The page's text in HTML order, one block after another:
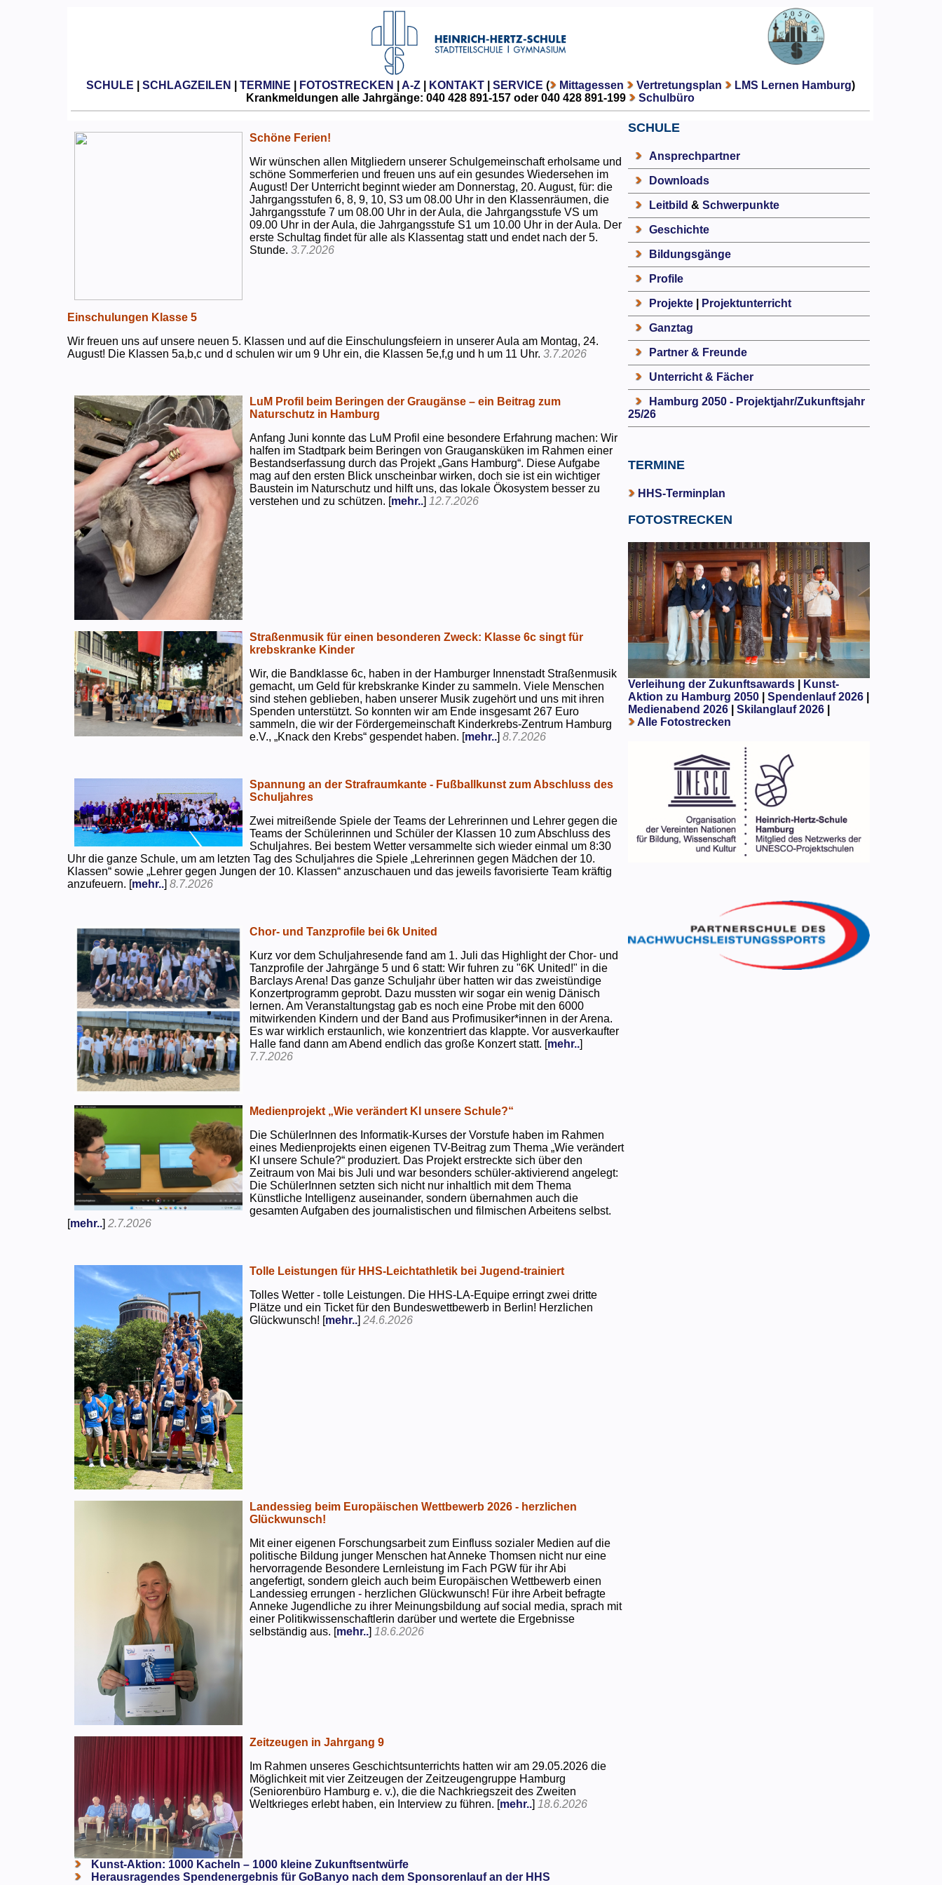
SCHULE SCHLAGZEILEN TERMINE FOTOSTRECKEN A-Z| KONTAKT| SERVICE ( Mittagessen Vertretungsplan LMS Lernen Hamburg)
Krankmeldungen alle Jahrgänge: 040 428 891-157 oder 040 428 891-199
Schulbüro
Schöne Ferien!
Wir wünschen allen Mitgliedern unserer Schulgemeinschaft erholsame und
schöne Sommerferien und freuen uns auf ein gesundes Wiedersehen im
August! Der Unterricht beginnt wieder am Donnerstag, 20. August, für: die
Jahrgangsstufen 6, 8, 9, 10, S3 um 08.00 Uhr in den Klassenräumen, die
Jahrgangsstufe 7 um 08.00 Uhr in der Aula, die Jahrgangsstufe VS um
09.00 Uhr in der Aula, die Jahrgangsstufe S1 um 10.00 Uhr in der Aula. Der
erste Schultag findet für alle als Klassentag statt und endet nach der 5.
Stunde.3.7.2026
Einschulungen Klasse 5
Wir freuen uns auf unsere neuen 5. Klassen und auf die Einschulungsfeiern in unserer Aula am Montag, 24.
August! Die Klassen 5a,b,c und d schulen wir um 9 Uhr ein, die Klassen 5e,f,g und h um 11 Uhr.3.7.2026
LuM Profil beim Beringen der Graugänse – ein Beitrag zum
Naturschutz in Hamburg
Anfang Juni konnte das LuM Profil eine besondere Erfahrung machen: Wir
halfen im Stadtpark beim Beringen von Graugansküken im Rahmen einer
Bestandserfassung durch das Projekt „Gans Hamburg“. Diese Aufgabe
mag auf den ersten Blick unscheinbar wirken, doch sie ist ein wichtiger
Baustein im Naturschutz und hilft uns, das lokale Ökosystem besser zu
verstehen und zu schützen. [mehr..] 12.7.2026
Straßenmusik für einen besonderen Zweck: Klasse 6c singt für
krebskranke Kinder
Wir, die Bandklasse 6c, haben in der Hamburger Innenstadt Straßenmusik
gemacht, um Geld für krebskranke Kinder zu sammeln. Viele Menschen
sind stehen geblieben, haben unserer Musik zugehört und uns mit ihren
Spenden unterstützt. So konnten wir am Ende insgesamt 267 Euro
sammeln, die wir der Fördergemeinschaft Kinderkrebs-Zentrum Hamburg
e.V., „Knack den Krebs“ gespendet haben. [mehr..]8.7.2026
Spannung an der Strafraumkante - Fußballkunst zum Abschluss des
Schuljahres
Zwei mitreißende Spiele der Teams der Lehrerinnen und Lehrer gegen die
Teams der Schülerinnen und Schüler der Klassen 10 zum Abschluss des
Schuljahres. Bei bestem Wetter versammelte sich wieder einmal um 8:30
Uhr die ganze Schule, um am letzten Tag des Schuljahres die Spiele „Lehrerinnen gegen Mädchen der 10.
Klassen“ sowie „Lehrer gegen Jungen der 10. Klassen“ anzuschauen und das jeweils favorisierte Team kräftig
anzufeuern. [mehr..]8.7.2026
Chor- und Tanzprofile bei 6k United
Kurz vor dem Schuljahresende fand am 1. Juli das Highlight der Chor- und
Tanzprofile der Jahrgänge 5 und 6 statt: Wir fuhren zu "6K United!" in die
Barclays Arena! Das ganze Schuljahr über hatten wir das zweistündige
Konzertprogramm geprobt. Dazu mussten wir sogar ein wenig Dänisch
lernen. Am Veranstaltungstag gab es noch eine Probe mit den 6000
mitwirkenden Kindern und der Band aus Profimusiker*innen in der Arena.
Es war wirklich erstaunlich, wie konzentriert das klappte. Vor ausverkaufter
Halle fand dann am Abend endlich das große Konzert statt. [mehr..]
7.7.2026
Medienprojekt „Wie verändert KI unsere Schule?“
Die SchülerInnen des Informatik-Kurses der Vorstufe haben im Rahmen
eines Medienprojekts einen eigenen TV-Beitrag zum Thema „Wie verändert
KI unsere Schule?“ produziert. Das Projekt erstreckte sich über den
Zeitraum von Mai bis Juli und war besonders schüler-aktivierend angelegt:
Die SchülerInnen setzten sich nicht nur inhaltlich mit dem Thema
Künstliche Intelligenz auseinander, sondern übernahmen auch die
gesamten Aufgaben des journalistischen und filmischen Arbeitens selbst.
[mehr..]2.7.2026
Tolle Leistungen für HHS-Leichtathletik bei Jugend-trainiert
Tolles Wetter - tolle Leistungen. Die HHS-LA-Equipe erringt zwei dritte
Plätze und ein Ticket für den Bundeswettbewerb in Berlin! Herzlichen
Glückwunsch! [mehr..]24.6.2026
Landessieg beim Europäischen Wettbewerb 2026 - herzlichen
Glückwunsch!
Mit einer eigenen Forschungsarbeit zum Einfluss sozialer Medien auf die
politische Bildung junger Menschen hat Anneke Thomsen nicht nur eine
hervorragende Besondere Lernleistung im Fach PGW für ihr Abi
angefertigt, sondern gleich auch beim Europäischen Wettbewerb einen
Landessieg errungen - herzlichen Glückwunsch! Für ihre Arbeit befragte
Anneke Jugendliche zu ihrer Meinungsbildung auf social media, sprach mit
einer Politikwissenschaftlerin darüber und wertete die Ergebnisse
selbständig aus. [mehr..] 18.6.2026
Zeitzeugen in Jahrgang 9
Im Rahmen unseres Geschichtsunterrichts hatten wir am 29.05.2026 die
Möglichkeit mit vier Zeitzeugen der Zeitzeugengruppe Hamburg
(Seniorenbüro Hamburg e. v.), die die Nachkriegszeit des Zweiten
Weltkrieges erlebt haben, ein Interview zu führen. [mehr..] 18.6.2026
Kunst-Aktion: 1000 Kacheln – 1000 kleine Zukunftsentwürfe
Herausragendes Spendenergebnis für GoBanyo nach dem Sponsorenlauf an der HHS
SCHULE
Ansprechpartner
Downloads
Leitbild & Schwerpunkte
Geschichte
Bildungsgänge
Profile
Projekte| Projektunterricht
Ganztag
Partner & Freunde
Unterricht & Fächer
Hamburg 2050 - Projektjahr/Zukunftsjahr
25/26
TERMINE
HHS-Terminplan
FOTOSTRECKEN
Verleihung der Zukunftsawards|
Kunst-
Aktion zu Hamburg 2050
Spendenlauf 2026|
Medienabend 2026| Skilanglauf 2026|
Alle Fotostrecken